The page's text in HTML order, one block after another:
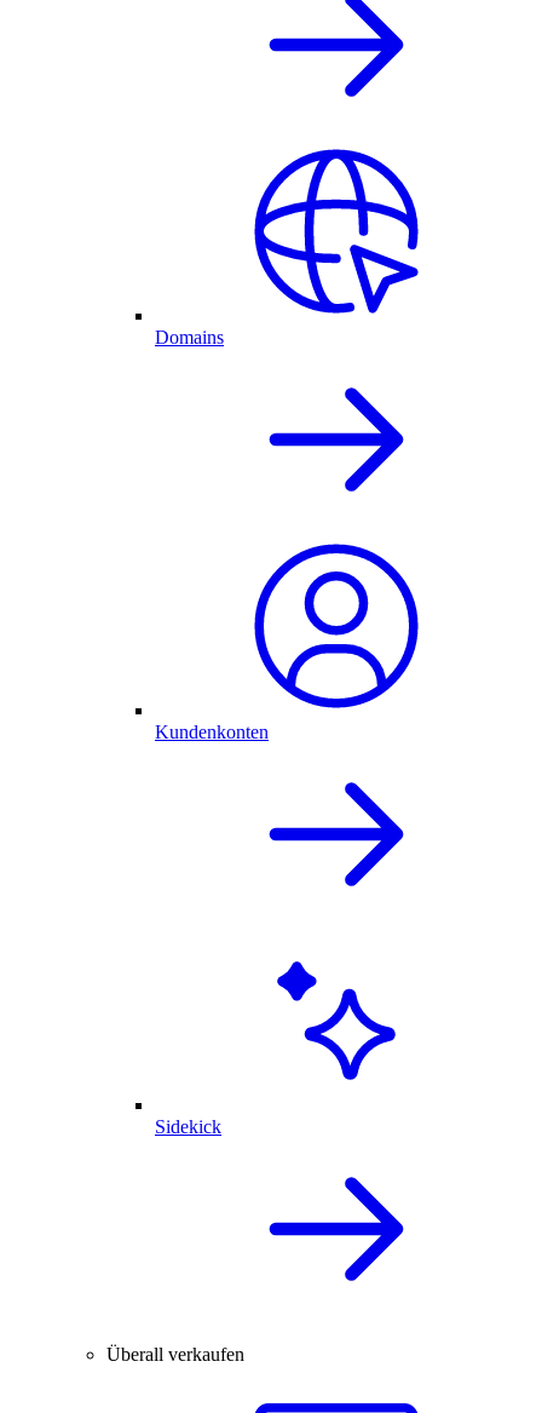
Domains
Kundenkonten
Sidekick
Überall verkaufen